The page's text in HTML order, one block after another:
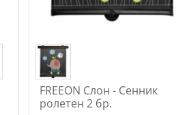
FREEON Слон - Сенник
ролетен 2 бр.